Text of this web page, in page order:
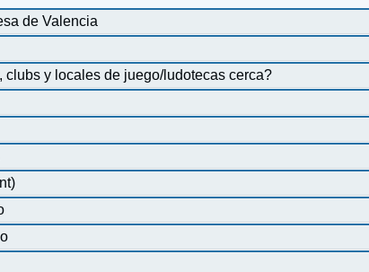
de Valencia
y locales de juego/ludotecas cerca?